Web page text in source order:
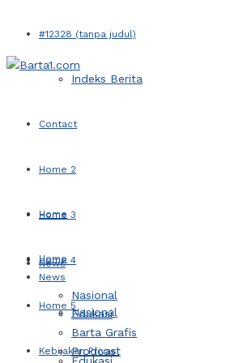
#12328 (tanpa judul)
Indeks Berita
Contact
Home 2
Home 3
Home 4
Home 5
Kebijakan Privasi
Home
News
Nasional
Home
News
Nasional
Edukasi
Barta Grafis
Prodcast